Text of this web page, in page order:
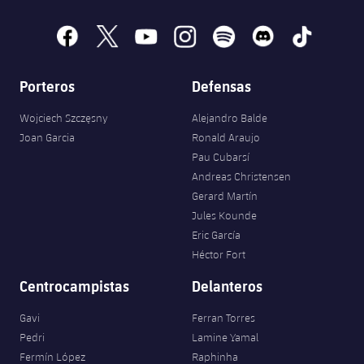
facebook
x youtubeinstagramspotify discord tiktok
Porteros
Wojciech Szczęsny
Joan Garcia
Defensas
Alejandro Balde
Ronald Araujo
Pau Cubarsí
Andreas Christensen
Gerard Martín
Jules Kounde
Eric García
Héctor Fort
Centrocampistas
Gavi
Pedri
Fermín López
Delanteros
Ferran Torres
Lamine Yamal
Raphinha